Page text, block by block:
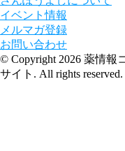
イベント情報
メルマガ登録
お問い合わせ
© Copyright 2026 薬情報
サイト. All rights reserved.